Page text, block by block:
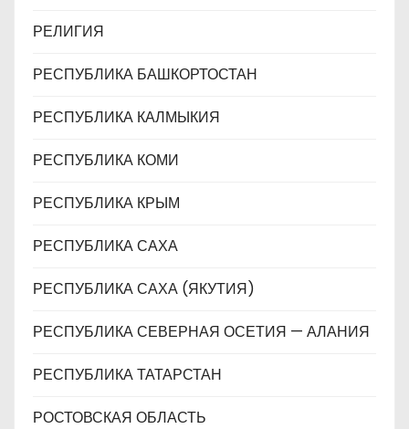
РЕЛИГИЯ
РЕСПУБЛИКА БАШКОРТОСТАН
РЕСПУБЛИКА КАЛМЫКИЯ
РЕСПУБЛИКА КОМИ
РЕСПУБЛИКА КРЫМ
РЕСПУБЛИКА САХА
РЕСПУБЛИКА САХА (ЯКУТИЯ)
РЕСПУБЛИКА СЕВЕРНАЯ ОСЕТИЯ — АЛАНИЯ
РЕСПУБЛИКА ТАТАРСТАН
РОСТОВСКАЯ ОБЛАСТЬ